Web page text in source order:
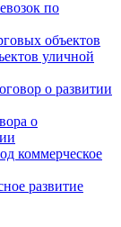
по
объектов
уличной
о развитии
о
коммерческое
развитие